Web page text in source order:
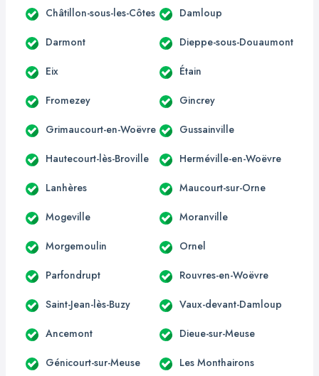
Châtillon-sous-les-Côtes Damloup
Darmont Dieppe-sous-Douaumont
Eix Étain
Fromezey Gincrey
Grimaucourt-en-Woëvre Gussainville
Hautecourt-lès-Broville Herméville-en-Woëvre
Lanhères Maucourt-sur-Orne
Mogeville Moranville
Morgemoulin Ornel
Parfondrupt Rouvres-en-Woëvre
Saint-Jean-lès-Buzy Vaux-devant-Damloup
Ancemont Dieue-sur-Meuse
Génicourt-sur-Meuse Les Monthairons